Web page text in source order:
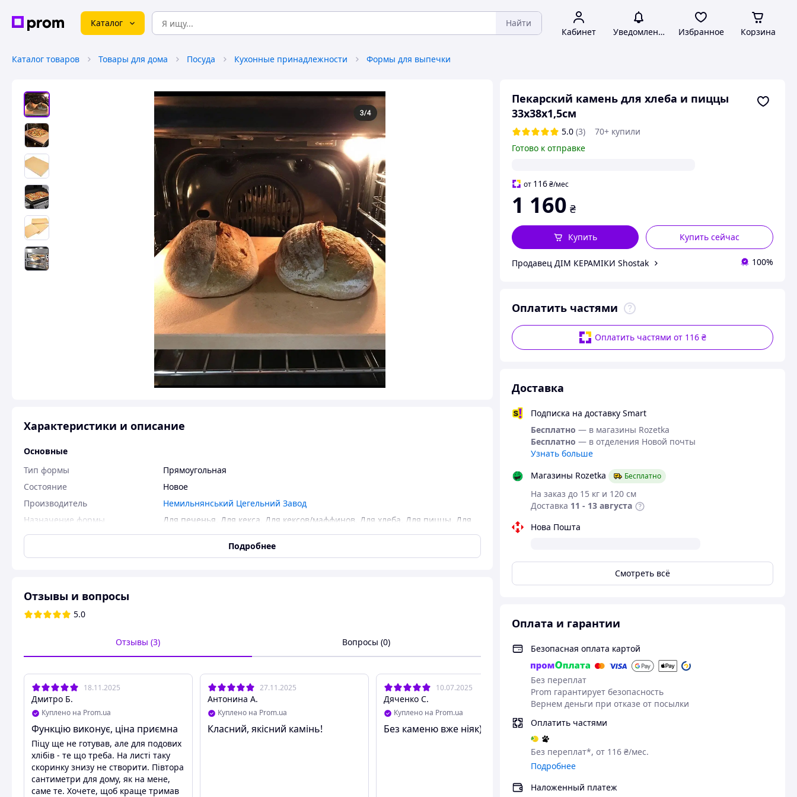
Каталог Найти
Кабинет Уведомления Избранное Корзина
Каталог товаров Товары для дома Посуда Кухонные принадлежности Формы для выпечки
Пекарский камень для хлеба и пиццы
33х38х1,5см
5.0 (3)
70+ купили
Готово к отправке
от 116 ₴/мес
1 160 ₴
Купить сейчас
Купить
Продавец ДІМ КЕРАМІКИ Shostak 100%
Оплатить частями
Оплатить частями от 116 ₴
Доставка
Подписка на доставку Smart
Бесплатно — в магазины Rozetka
Бесплатно — в отделения Новой почты
Узнать больше
Магазины Rozetka
Бесплатно
На заказ до 15 кг и 120 см
Доставка 11 - 13 августа
Нова Пошта
Смотреть всё
Оплата и гарантии
Безопасная оплата картой
Без переплат
Prom гарантирует безопасность
Вернем деньги при отказе от посылки
Оплатить частями
Без переплат*, от 116 ₴/мес.
Подробнее
Наложенный платеж
Характеристики и описание
Основные
Тип формы
Прямоугольная
Состояние
Новое
Производитель
Немильнянський Цегельний Завод
Назначение формы
Для печенья Для кекса Для кексов/маффинов Для хлеба Для пиццы Для
пирога,Для бисквита,Для пасхи/кулича
Ширина
Толщина материала
Сфера использования
Пищевая промышленность, Fast-food, HoReCa, Торговые магазины, Уличная
Вид печи
Пользовательские характеристики
Максимальная рабочая
температура
1300
Подробнее
Отзывы и вопросы
5.0
Отзывы (3) Вопросы (0)
18.11.2025
Дмитро Б.
Куплено на Prom.ua
Функцію виконує, ціна приємна
Піцу ще не готував, але для подових
хлібів - те що треба. На листі таку
скоринку знизу не створити. Півтора
сантиметри для дому, як на мене,
саме те. Хочете, щоб краще тримав
27.11.2025
Антонина А.
Куплено на Prom.ua
Класний, якісний камінь!
10.07.2025
Дяченко С.
Куплено на Prom.ua
Без каменю вже ніяк)))